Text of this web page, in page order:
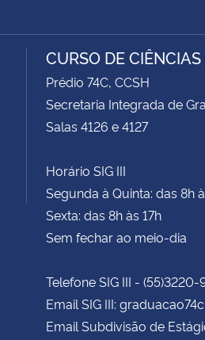
CURSO DE
Prédio 74C, CCSH
Secretaria Integrada de
Salas 4126 e 4127
Horário SIG III
Segunda à Quinta: das 8h
Sexta: das 8h às 17h
Sem fechar ao meio-dia
Telefone SIG III -
Email SIG III:
Email Subdivisão de